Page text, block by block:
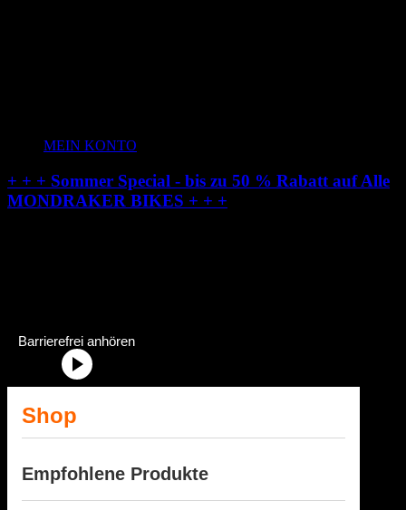
MEIN KONTO
+ + + Sommer Special - bis zu 50 % Rabatt auf Alle
MONDRAKER BIKES + + +
Radstation Onlineshop Header Abschnittstitel: „Radstation-
Barrierefrei anhören
Shop
Empfohlene Produkte